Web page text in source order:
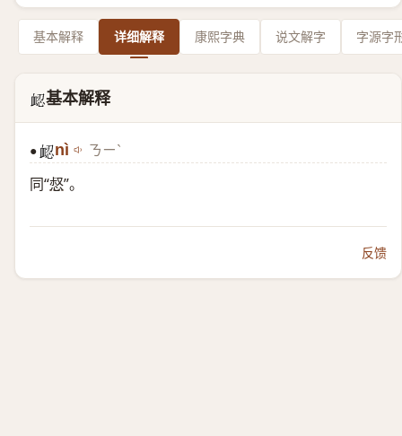
基本解释 详细解释 康熙字典 说文解字 字源字
𧖷基本解释
● 𧖷 nì ㄋㄧˋ
同“惄”。
反馈